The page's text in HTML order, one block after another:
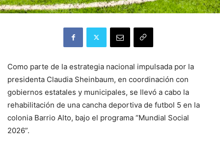
Como parte de la estrategia nacional impulsada por la
presidenta Claudia Sheinbaum, en coordinación con
gobiernos estatales y municipales, se llevó a cabo la
rehabilitación de una cancha deportiva de futbol 5 en la
colonia Barrio Alto, bajo el programa “Mundial Social
2026”.